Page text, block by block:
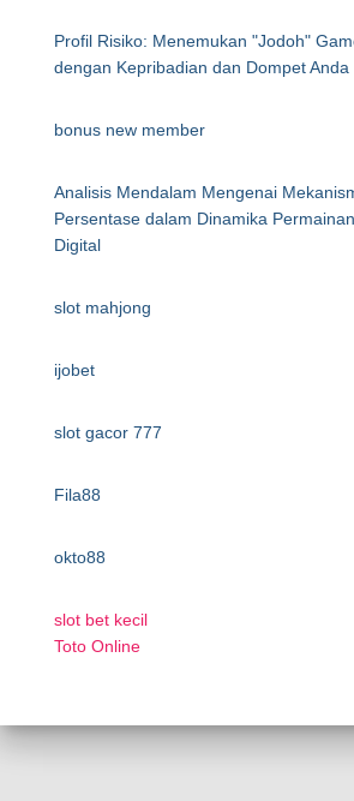
Profil Risiko: Menemukan "Jodoh"
dengan Kepribadian dan Dompet Anda
bonus new member
Analisis Mendalam Mengenai
Persentase dalam Dinamika
Digital
slot mahjong
ijobet
slot gacor 777
Fila88
okto88
slot bet kecil
Toto Online